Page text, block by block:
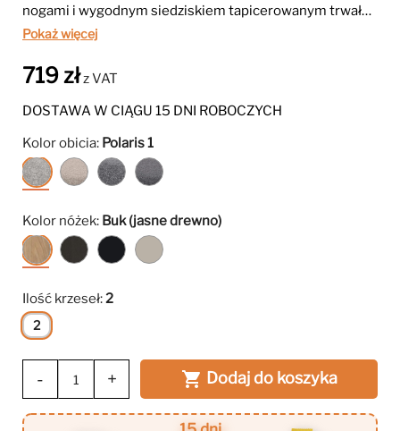
nogami i wygodnym siedziskiem tapicerowanym trwałą
tkaniną POLARIS. Jego nowoczesna forma i wysoka
kuchni i nowoczesnych wnętrz.
Pokaż więcej
719 złz VAT
DOSTAWA W CIĄGU 15 DNI ROBOCZYCH
Kolor obicia: Polaris 1
Polaris
1
Polaris
2
Polaris
19
Polaris
20
Kolor nóżek: Buk (jasne drewno)
Buk
(jasne
Wenge
(ciemny
CzarnyKaszmir
Ilość krzeseł:2
2
- +  Dodaj do koszyka